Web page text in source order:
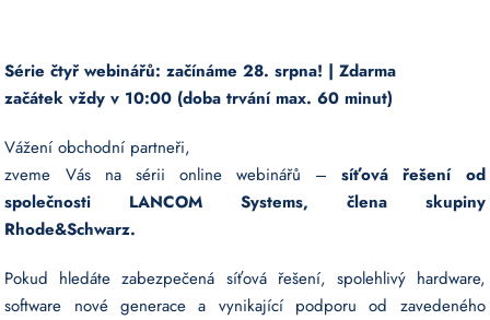
Série čtyř webinářů: začínáme 28. srpna! | Zdarma
začátek vždy v 10:00 (doba trvání max. 60 minut)
Vážení obchodní partneři,
zveme Vás na sérii online webinářů –síťová řešení od
společnosti LANCOM Systems, člena skupiny
Rhode&Schwarz.
Pokud hledáte zabezpečená síťová řešení, spolehlivý hardware,
software nové generace a vynikající podporu od zavedeného